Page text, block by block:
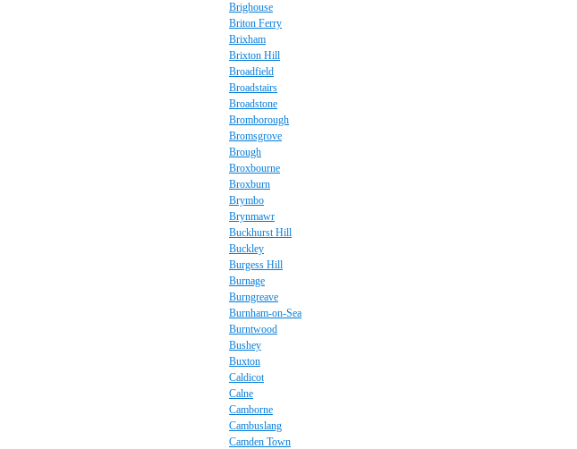
Brighouse
Briton Ferry
Brixham
Brixton Hill
Broadfield
Broadstairs
Broadstone
Bromborough
Bromsgrove
Brough
Broxbourne
Broxburn
Brymbo
Brynmawr
Buckhurst Hill
Buckley
Burgess Hill
Burnage
Burngreave
Burnham-on-Sea
Burntwood
Bushey
Buxton
Caldicot
Calne
Camborne
Cambuslang
Camden Town